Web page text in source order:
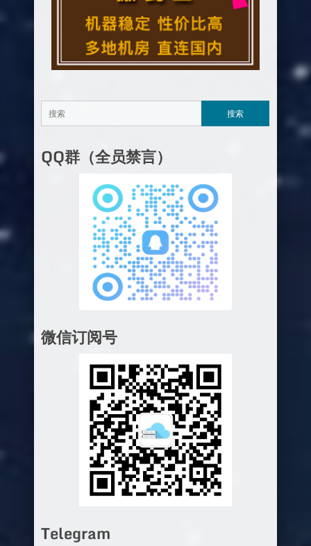
QQ群（全员禁言）
微信订阅号
Telegram